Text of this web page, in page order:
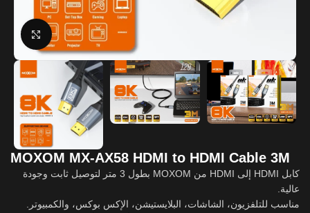
Click to enlarge
MOXOM MX-AX58 HDMI to HDMI Cable 3M
كابل HDMI إلى HDMI من MOXOM بطول 3 متر لتوصيل ثابت وجودة
عالية.
مناسب للتلفزيون، الشاشات، البلايستيشن، الإكس بوكس، والكمبيوتر.